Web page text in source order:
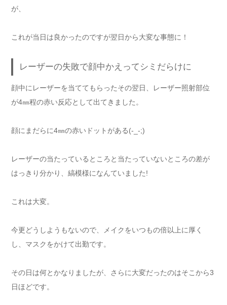
が、
これが当日は良かったのですが翌日から大変な事態に！
レーザーの失敗で顔中かえってシミだらけに
顔中にレーザーを当ててもらったその翌日、レーザー照射部位
が4㎜程の赤い反応として出てきました。
顔にまだらに4㎜の赤いドットがある(-_-;)
レーザーの当たっているところと当たっていないところの差が
はっきり分かり、縞模様になんていました!
これは大変。
今更どうしようもないので、メイクをいつもの倍以上に厚く
し、マスクをかけて出勤です。
その日は何とかなりましたが、さらに大変だったのはそこから3
日ほどです。